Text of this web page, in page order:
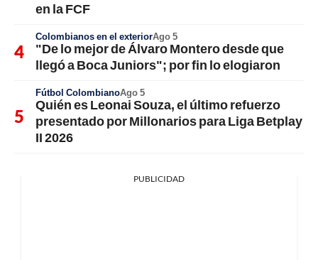
en la FCF
Colombianos en el exteriorAgo 5
"De lo mejor de Álvaro Montero desde que
llegó a Boca Juniors"; por fin lo elogiaron
Fútbol ColombianoAgo 5
Quién es Leonai Souza, el último refuerzo
presentado por Millonarios para Liga Betplay
II 2026
PUBLICIDAD